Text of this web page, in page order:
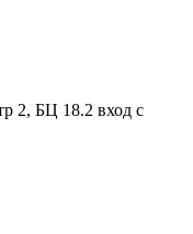
2, БЦ 18.2 вход с